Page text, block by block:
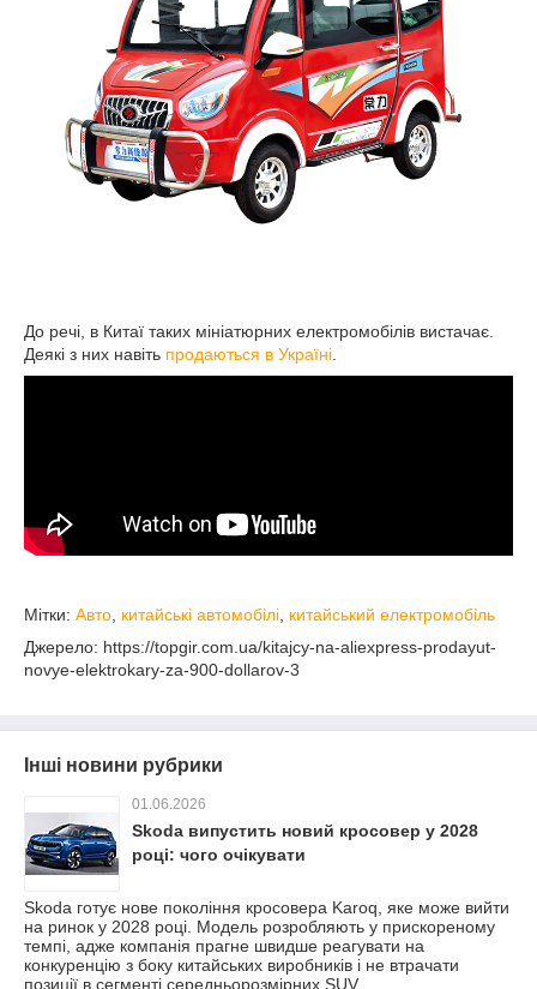
До речі, в Китаї таких мініатюрних електромобілів вистачає.
Деякі з них навіть продаються в Україні.
Мітки: Авто, китайські автомобілі, китайський електромобіль
Джерело: https://topgir.com.ua/kitajcy-na-aliexpress-prodayut-
novye-elektrokary-za-900-dollarov-3
Інші новини рубрики
01.06.2026
Skoda випустить новий кросовер у 2028
році: чого очікувати
Skoda готує нове покоління кросовера Karoq, яке може вийти
на ринок у 2028 році. Модель розробляють у прискореному
темпі, адже компанія прагне швидше реагувати на
конкуренцію з боку китайських виробників і не втрачати
позиції в сегменті середньорозмірних SUV.